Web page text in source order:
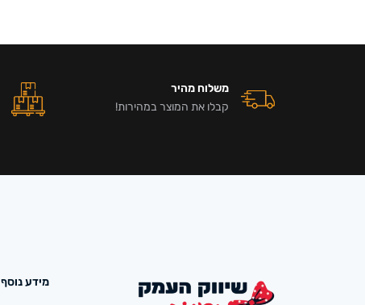
משלוח מהיר
קבלו את המוצר במהירות!
מידע נוסף